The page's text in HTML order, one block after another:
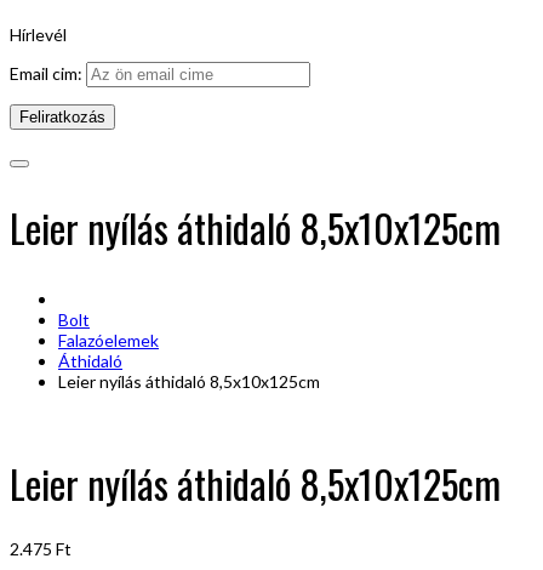
Hírlevél
Email cim:
Leier nyílás áthidaló 8,5x10x125cm
Bolt
Falazóelemek
Áthidaló
Leier nyílás áthidaló 8,5x10x125cm
Leier nyílás áthidaló 8,5x10x125cm
2.475 Ft